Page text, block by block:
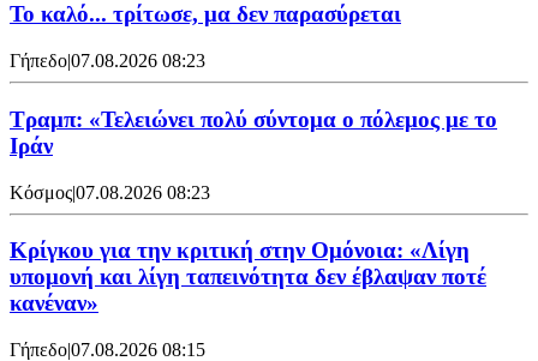
Το καλό... τρίτωσε, μα δεν παρασύρεται
Γήπεδο|07.08.2026 08:23
Τραμπ: «Τελειώνει πολύ σύντομα ο πόλεμος με το
Ιράν
Κόσμος|07.08.2026 08:23
Κρίγκου για την κριτική στην Ομόνοια: «Λίγη
υπομονή και λίγη ταπεινότητα δεν έβλαψαν ποτέ
κανέναν»
Γήπεδο|07.08.2026 08:15